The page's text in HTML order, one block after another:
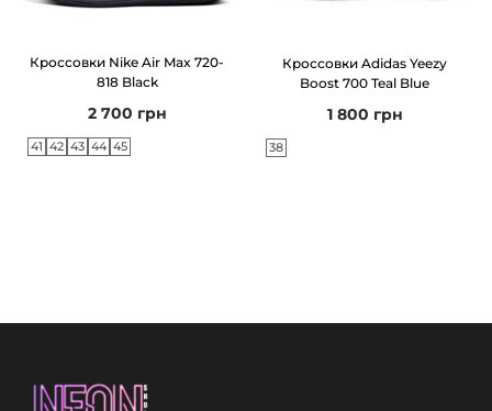
Кроссовки Nike Air Max 720-
818 Black
2 700 грн
41 42 43 44 45
Кроссовки Adidas Yeezy
Boost 700 Teal Blue
1 800 грн
38